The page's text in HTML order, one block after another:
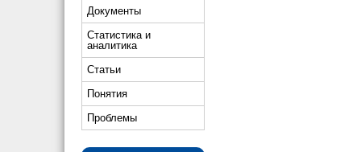
Документы
Статистика и
аналитика
Статьи
Понятия
Проблемы